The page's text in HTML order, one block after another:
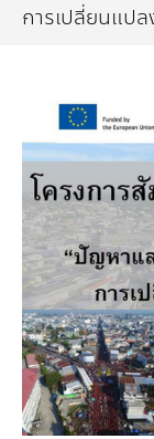
คณ
รายงา
สิ่
การ
บริก
ที่
จัดซื้อจั
ทรั
คว
การเ
การพัฒ
นโยบา
นโ
การเปลี่ยนแป